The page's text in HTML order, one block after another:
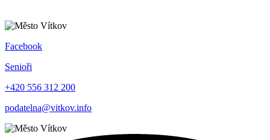
Facebook
Senioři
+420 556 312 200
podatelna@vitkov.info